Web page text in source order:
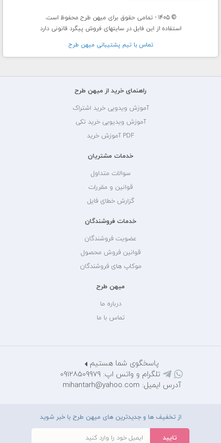
© 1405 - تمامی حقوق برای میهن طرح محفوظ است.
استفاده از این فایل در سایتهای فروش پیگرد قانونی دارد
تماس با تيم پشتيبانی ميهن طرح
راهنمای خرید از میهن طرح
آموزش ویدویی خرید اشتراک
آموزش ویدیویی خرید تکی
PDF آموزش خرید
خدمات مشتریان
سوالات متداول
قوانین و مقررات
گزارش خطای فایل
خدمات فروشندگان
عضویت فروشندگان
قوانین فروش محصول
موکاپ های فروشندگان
میهن طرح
درباره ما
تماس با ما
پاسخگوی شما هستیم
تلگرام و واتس اپ: 09128509979
آدرس ایمیل: mihantarh@yahoo.com
از تخفیف ها و جدیدترین های میهن طرح با خبر شوید